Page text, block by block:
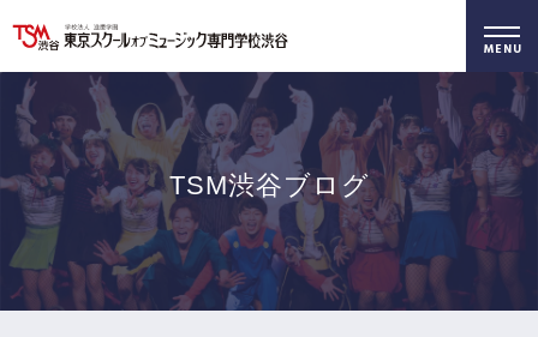
学科・専攻 資料請求 オープンキャンパス
TSM渋谷ブログ